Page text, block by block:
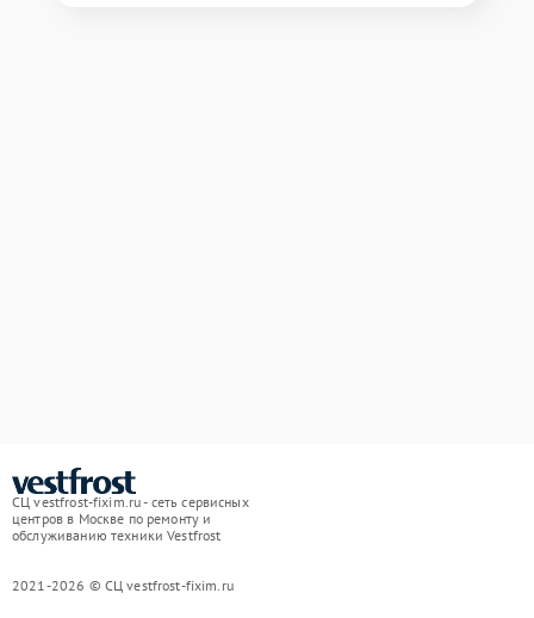
СЦ vestfrost-fixim.ru - сеть сервисных
центров в Москве по ремонту и
обслуживанию техники Vestfrost
2021-2026 © СЦ vestfrost-fixim.ru